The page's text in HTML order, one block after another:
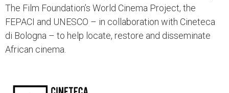
The Film Foundation’s World Cinema Project, the
FEPACI and UNESCO – in collaboration with Cineteca
di Bologna – to help locate, restore and disseminate
African cinema.